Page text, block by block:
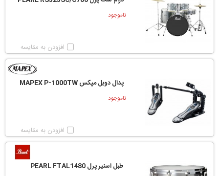
ناموجود
افزودن به مقایسه
پدال دوبل مپکس MAPEX P-1000TW
ناموجود
افزودن به مقایسه
طبل اسنیر پرل PEARL FTAL1480